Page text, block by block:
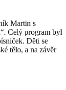
Martin s
Celý program byl
Děti se
tělo, a na závěr